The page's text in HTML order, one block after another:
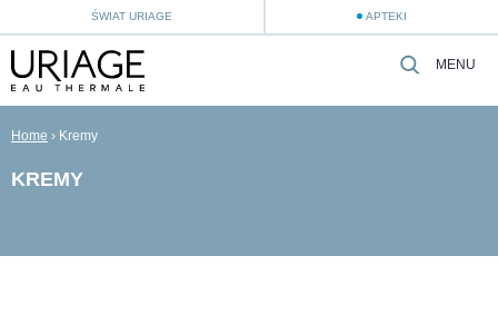
ŚWIAT URIAGE APTEKI
MENU
Home › Kremy
KREMY